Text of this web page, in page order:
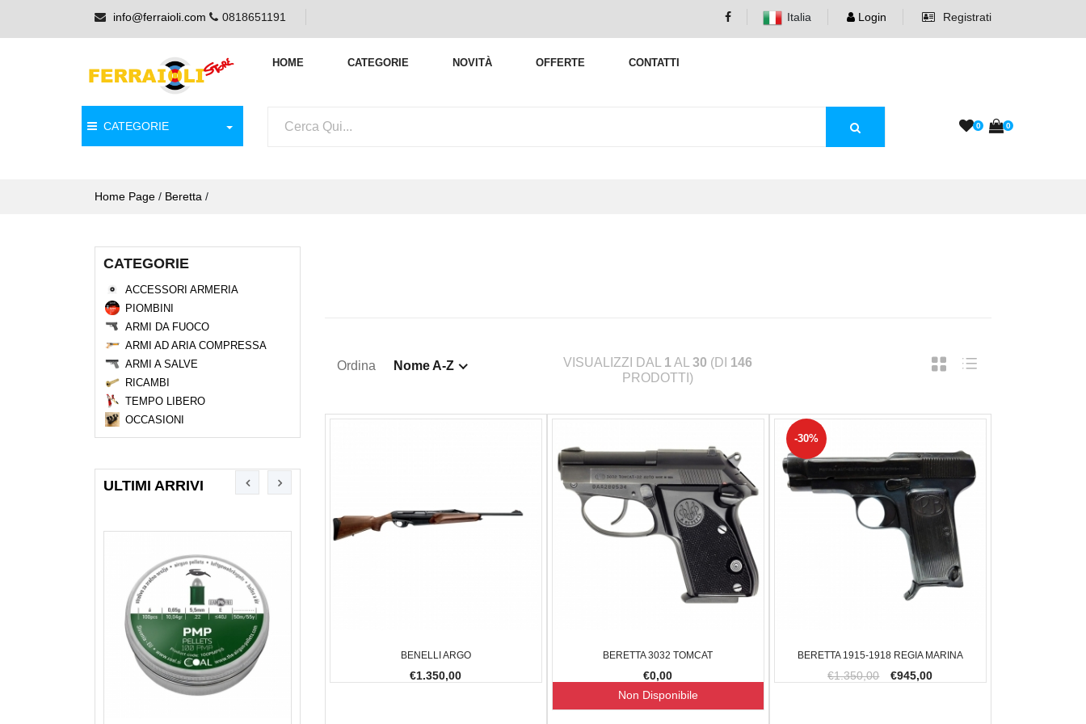
info@ferraioli.com 0818651191 Italia Login Registrati
HOME CATEGORIE NOVITÀ OFFERTE CONTATTI
CATEGORIE 0 0
Home Page / Beretta /
CATEGORIE
ACCESSORI ARMERIA
PIOMBINI
ARMI DA FUOCO
ARMI AD ARIA COMPRESSA
ARMI A SALVE
RICAMBI
TEMPO LIBERO
OCCASIONI
ULTIMI ARRIVI
Ordina Nome A-Z VISUALIZZI DAL 1 AL30 (DI 146
PRODOTTI)
BENELLI ARGO
€1.350,00
BERETTA 3032 TOMCAT
€0,00
Non Disponibile
BERETTA 1915-1918 REGIA MARINA
€1.350,00 €945,00
-30%